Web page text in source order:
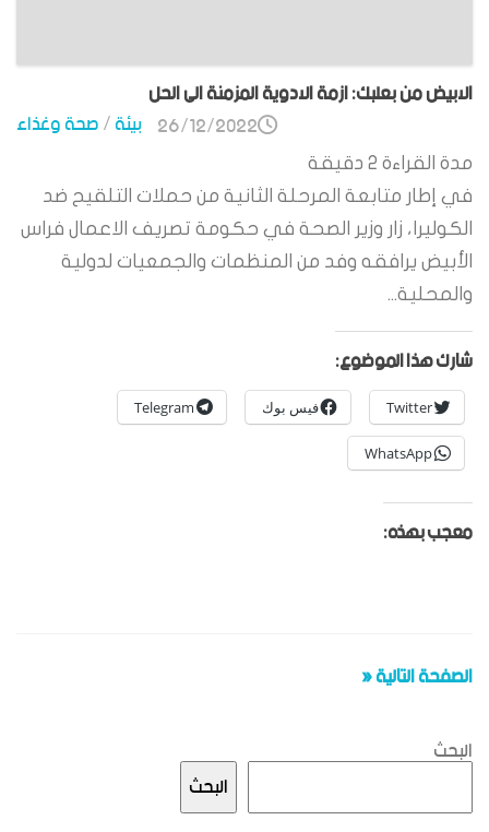
الابيض من بعلبك: ازمة الادوية المزمنة الى الحل
بيئة/صحة وغذاء 26/12/2022
مدة القراءة 2 دقيقة
في إطار متابعة المرحلة الثانية من حملات التلقيح ضد
الكوليرا، زار وزير الصحة في حكومة تصريف الاعمال فراس
الأبيض يرافقه وفد من المنظمات والجمعيات لدولية
والمحلية...
شارك هذا الموضوع:
Twitter فيس بوك Telegram
WhatsApp
معجب بهذه:
الصفحة التالية «
البحث
البحث